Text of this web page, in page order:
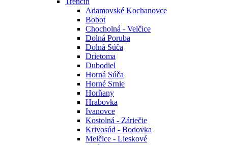
Adamovské Kochanovce
Bobot
Chocholná - Velčice
Dolná Poruba
Dolná Súča
Drietoma
Dubodiel
Horná Súča
Horné Srnie
Horňany
Hrabovka
Ivanovce
Kostolná - Záriečie
Krivosúd - Bodovka
Melčice - Lieskové